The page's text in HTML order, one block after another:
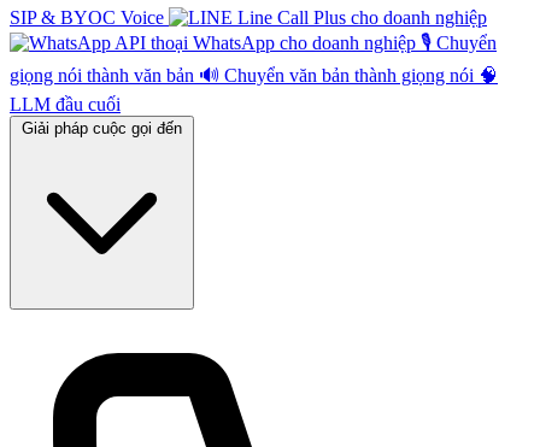
SIP & BYOC Voice
Line Call Plus cho doanh nghiệp
API thoại WhatsApp cho doanh nghiệp 🎙️ Chuyển
giọng nói thành văn bản 🔊 Chuyển văn bản thành giọng nói 🧠
LLM đầu cuối